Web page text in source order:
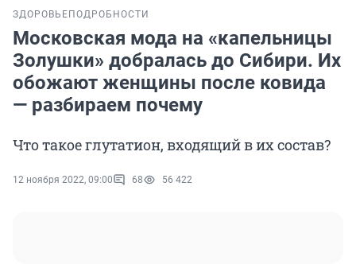
ЗДОРОВЬЕ ПОДРОБНОСТИ
Московская мода на «капельницы
Золушки» добралась до Сибири. Их
обожают женщины после ковида
— разбираем почему
Что такое глутатион, входящий в их состав?
12 ноября 2022, 09:00 68 56 422